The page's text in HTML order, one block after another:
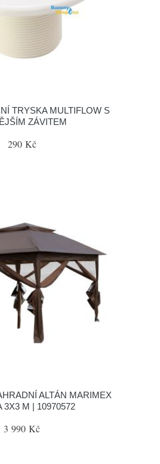
TRYSKA MULTIFLOW S
ZÁVITEM
290 Kč
ALTÁN MARIMEX
3X3 M | 10970572
3 990 Kč